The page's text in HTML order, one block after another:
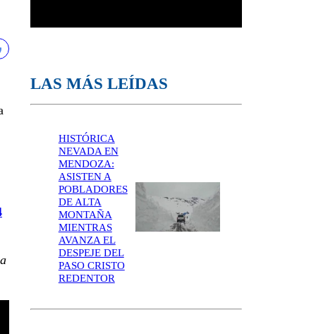
LAS MÁS LEÍDAS
HISTÓRICA
NEVADA EN
MENDOZA:
ASISTEN A
POBLADORES
DE ALTA
MONTAÑA
MIENTRAS
AVANZA EL
DESPEJE DEL
PASO CRISTO
REDENTOR